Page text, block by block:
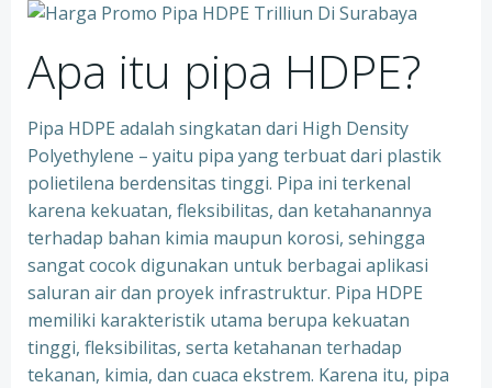
Apa itu pipa HDPE?
Pipa HDPE adalah singkatan dari High Density
Polyethylene – yaitu pipa yang terbuat dari plastik
polietilena berdensitas tinggi. Pipa ini terkenal
karena kekuatan, fleksibilitas, dan ketahanannya
terhadap bahan kimia maupun korosi, sehingga
sangat cocok digunakan untuk berbagai aplikasi
saluran air dan proyek infrastruktur. Pipa HDPE
memiliki karakteristik utama berupa kekuatan
tinggi, fleksibilitas, serta ketahanan terhadap
tekanan, kimia, dan cuaca ekstrem. Karena itu, pipa